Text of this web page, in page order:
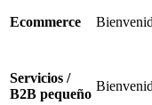
Ecommerce
Servicios /
B2B pequeño